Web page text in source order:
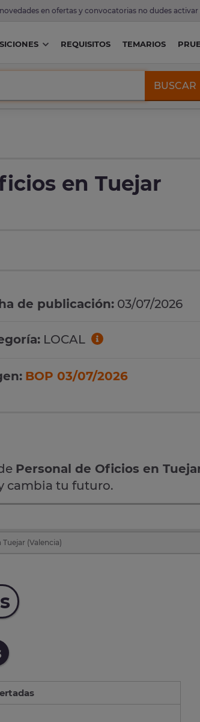
en ofertas y convocatorias no dudes activar
REQUISITOS TEMARIOS
BUSCAR
en Tuejar
de publicación: 03/07/2026
LOCAL
BOP 03/07/2026
Personal de Oficios en
cambia tu futuro.
(Valencia)